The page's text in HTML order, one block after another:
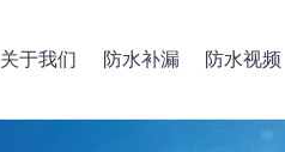
关于我们 防水补漏 防水视频